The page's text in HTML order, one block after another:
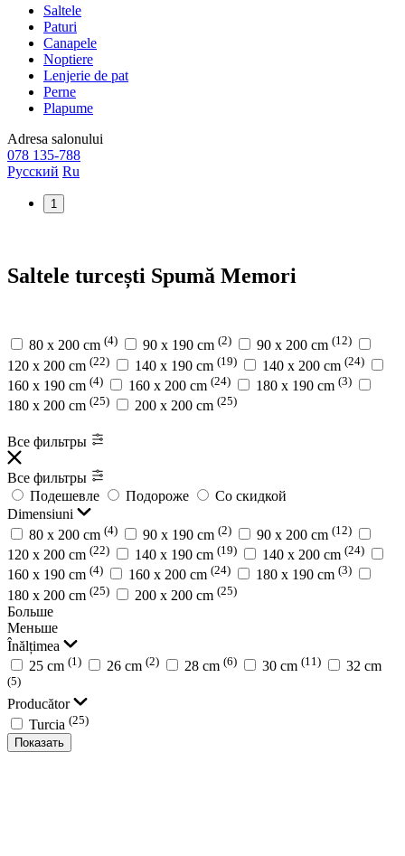
Saltele
Paturi
Canapele
Noptiere
Lenjerie de pat
Perne
Plapume
Adresa salonului
078 135-788
Русский Ru
1
Saltele turcești Spumă Memori
80 x 200 cm (4) 90 x 190 cm (2) 90 х 200 cm (12)
120 x 200 cm (22) 140 x 190 cm (19) 140 x 200 cm (24)
160 x 190 cm (4) 160 x 200 cm (24) 180 x 190 cm (3)
180 x 200 cm (25) 200 x 200 cm (25)
Все фильтры
Все фильтры
Подешевле
Подороже
Со скидкой
Dimensiuni
80 x 200 cm (4) 90 x 190 cm (2) 90 х 200 cm (12)
120 x 200 cm (22) 140 x 190 cm (19) 140 x 200 cm (24)
160 x 190 cm (4) 160 x 200 cm (24) 180 x 190 cm (3)
180 x 200 cm (25) 200 x 200 cm (25)
Больше
Меньше
Înălțimea
25 cm (1) 26 cm (2) 28 cm (6) 30 cm (11) 32 cm
(5)
Producător
Turcia (25)
Показать